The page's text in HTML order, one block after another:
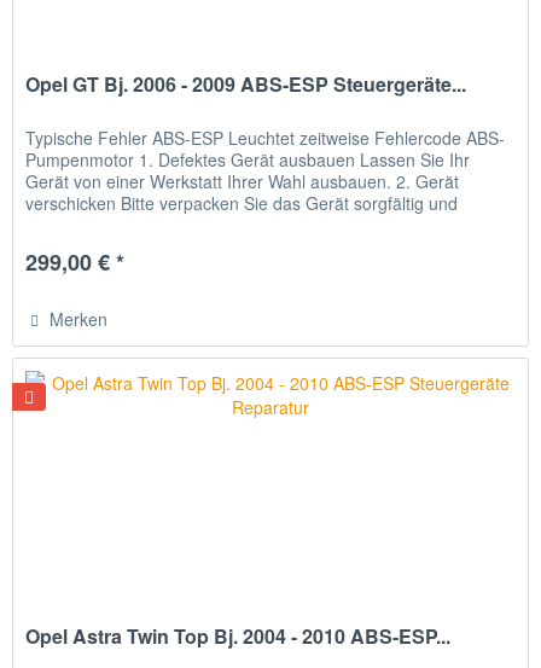
Opel GT Bj. 2006 - 2009 ABS-ESP Steuergeräte...
Typische Fehler ABS-ESP Leuchtet zeitweise Fehlercode ABS-
Pumpenmotor 1. Defektes Gerät ausbauen Lassen Sie Ihr
Gerät von einer Werkstatt Ihrer Wahl ausbauen. 2. Gerät
verschicken Bitte verpacken Sie das Gerät sorgfältig und
299,00 € *
Merken
Opel Astra Twin Top Bj. 2004 - 2010 ABS-ESP...